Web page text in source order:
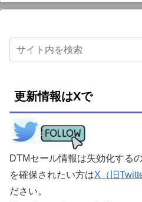
更新情報はXで
DTMセール情報は失効化する
を確保されたい方はX（旧
ださい。